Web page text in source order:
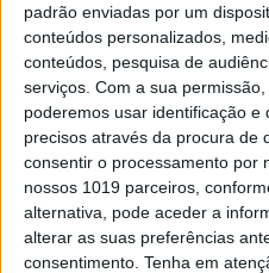
padrão enviadas por um
conteúdos personalizados,
conteúdos, pesquisa de
serviços. Com a sua
poderemos usar identificação e
precisos através da procura de
consentir o processamento por
nossos 1019 parceiros,
alternativa, pode aceder a
alterar as suas preferências
consentimento. Tenha em